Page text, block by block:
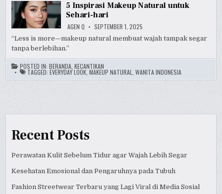
5 Inspirasi Makeup Natural untuk
Sehari-hari
AGEN Q SEPTEMBER 1, 2025
“Less is more—makeup natural membuat wajah tampak segar
tanpa berlebihan.”
POSTED IN:BERANDA ,KECANTIKAN
TAGGED:EVERYDAY LOOK ,MAKEUP NATURAL ,WANITA INDONESIA
Recent Posts
Perawatan Kulit Sebelum Tidur agar Wajah Lebih Segar
Kesehatan Emosional dan Pengaruhnya pada Tubuh
Fashion Streetwear Terbaru yang Lagi Viral di Media Sosial